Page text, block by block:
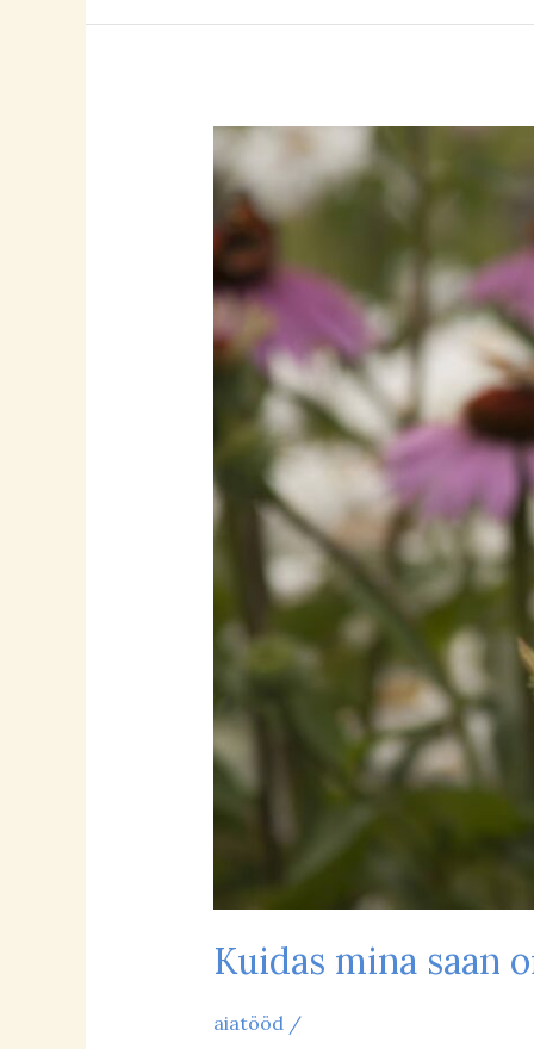
Kuidas mina saan
aiatööd/
Kuidas
mina
saan
oma
aias
keskkonna
jalajälge
vähendada